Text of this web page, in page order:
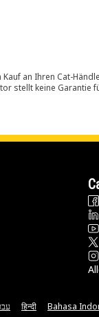
an Ihren Cat-
stellt keine Garantie
हिन्दी Bahasa